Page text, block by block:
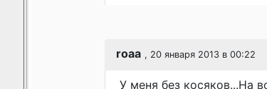
roaa , 20 января 2013 в 00:22
У меня без косяков...На